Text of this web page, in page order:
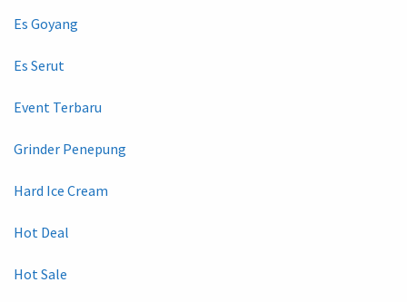
Es Goyang
Es Serut
Event Terbaru
Grinder Penepung
Hard Ice Cream
Hot Deal
Hot Sale